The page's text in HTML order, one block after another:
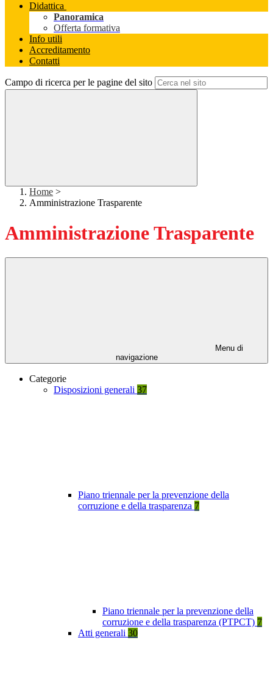
Didattica
Panoramica
Offerta formativa
Info utili
Accreditamento
Contatti
Campo di ricerca per le pagine del sito
Home >
Amministrazione Trasparente
Amministrazione Trasparente
Menu di
navigazione
Categorie
Disposizioni generali 37
Piano triennale per la prevenzione della
corruzione e della trasparenza 7
Piano triennale per la prevenzione della
corruzione e della trasparenza (PTPCT) 7
Atti generali 30